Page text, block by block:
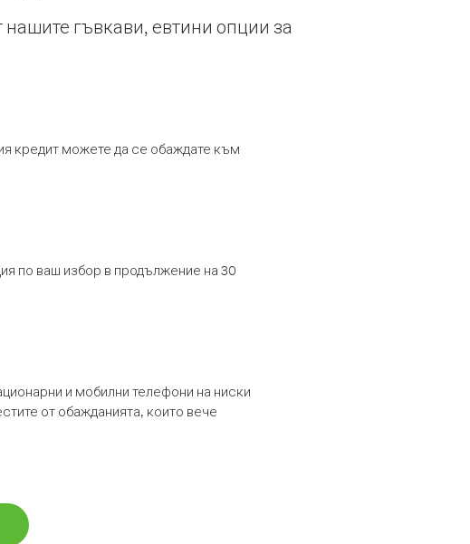
гъвкави, евтини опции за
кредит можете да се обаждате към
по ваш избор в продължение на 30
и мобилни телефони на ниски
от обажданията, които вече